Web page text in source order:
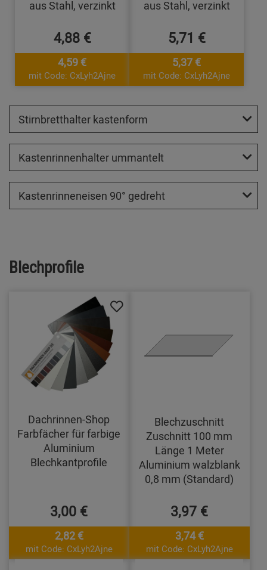
aus Stahl, verzinkt
4,88 €
4,59 €
mit Code: CxLyh2Ajne
aus Stahl, verzinkt
5,71 €
5,37 €
mit Code: CxLyh2Ajne
Stirnbretthalter kastenform
Kastenrinnenhalter ummantelt
Kastenrinneneisen 90° gedreht
Blechprofile
Dachrinnen-Shop
Farbfächer für farbige
Aluminium
Blechkantprofile
3,00 €
2,82 €
mit Code: CxLyh2Ajne
Blechzuschnitt
Zuschnitt 100 mm
Länge 1 Meter
Aluminium walzblank
0,8 mm (Standard)
3,97 €
3,74 €
mit Code: CxLyh2Ajne